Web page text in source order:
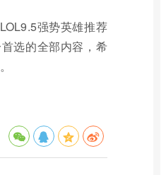
强势英雄推荐
选的全部内容，希